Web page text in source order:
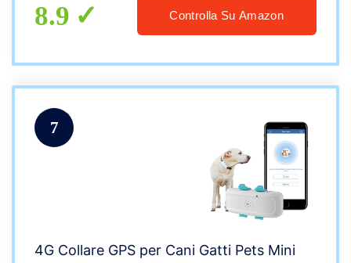
8.9 Controlla Su Amazon
7
4G Collare GPS per Cani Gatti Pets Mini